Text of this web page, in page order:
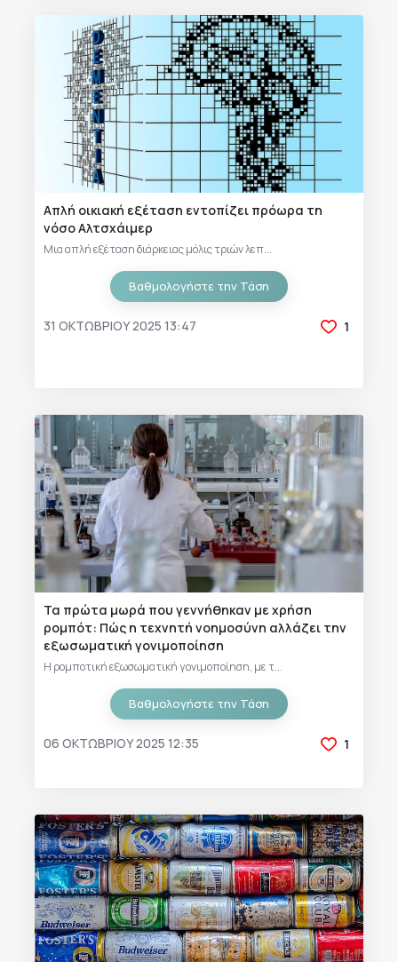
Απλή οικιακή εξέταση εντοπίζει πρόωρα τη
νόσο Αλτσχάιμερ
Μια απλή εξέταση διάρκειας μόλις τριών λεπ...
Βαθμολογήστε την Τάση
31 ΟΚΤΩΒΡΊΟΥ 2025 13:47 1
Τα πρώτα μωρά που γεννήθηκαν με χρήση
ρομπότ: Πώς η τεχνητή νοημοσύνη αλλάζει την
εξωσωματική γονιμοποίηση
Η ρομποτική εξωσωματική γονιμοποίηση, με τ...
Βαθμολογήστε την Τάση
06 ΟΚΤΩΒΡΊΟΥ 2025 12:35 1